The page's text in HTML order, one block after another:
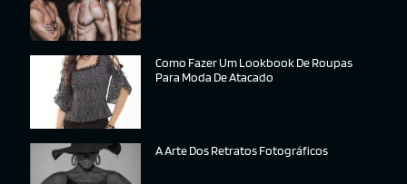
Como Fazer Um Lookbook De Roupas
Para Moda De Atacado
A Arte Dos Retratos Fotográficos